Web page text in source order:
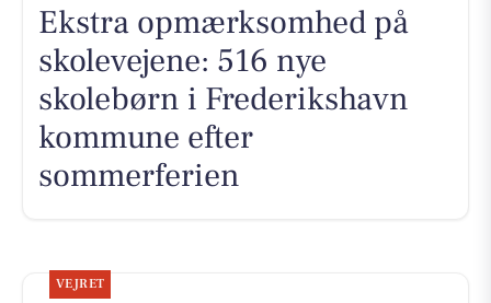
Ekstra opmærksomhed på
skolevejene: 516 nye
skolebørn i Frederikshavn
kommune efter
sommerferien
VEJRET